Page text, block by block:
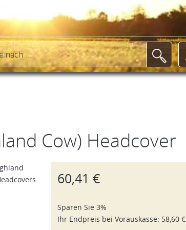
Cow) Headcover
60,41 €
Sparen Sie 3%
Ihr Endpreis bei Vorauskasse: 58,60 €